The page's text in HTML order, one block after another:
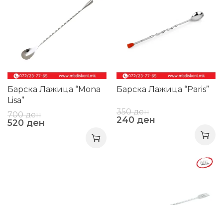
Барска Лажица “Mona
Lisa”
700ден
520 ден
Барска Лажица “Paris”
350ден
240 ден